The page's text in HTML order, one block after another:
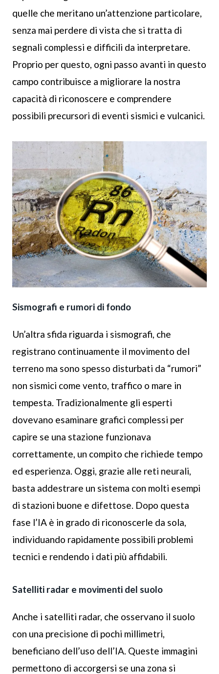
quelle che meritano un’attenzione particolare,
senza mai perdere di vista che si tratta di
segnali complessi e difficili da interpretare.
Proprio per questo, ogni passo avanti in questo
campo contribuisce a migliorare la nostra
capacità di riconoscere e comprendere
possibili precursori di eventi sismici e vulcanici.
Sismografi e rumori di fondo
Un’altra sfida riguarda i sismografi, che
registrano continuamente il movimento del
terreno ma sono spesso disturbati da “rumori”
non sismici come vento, traffico o mare in
tempesta. Tradizionalmente gli esperti
dovevano esaminare grafici complessi per
capire se una stazione funzionava
correttamente, un compito che richiede tempo
ed esperienza. Oggi, grazie alle reti neurali,
basta addestrare un sistema con molti esempi
di stazioni buone e difettose. Dopo questa
fase l’IA è in grado di riconoscerle da sola,
individuando rapidamente possibili problemi
tecnici e rendendo i dati più affidabili.
Satelliti radar e movimenti del suolo
Anche i satelliti radar, che osservano il suolo
con una precisione di pochi millimetri,
beneficiano dell’uso dell’IA. Queste immagini
permettono di accorgersi se una zona si